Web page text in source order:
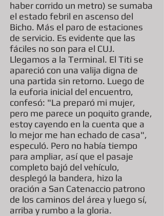
haber corrido un metro) se sumaba
el estado febril en ascenso del
Bicho. Más el paro de estaciones
de servicio. Es evidente que las
fáciles no son para el CUJ.
Llegamos a la Terminal. El Titi se
apareció con una valija digna de
una partida sin retorno. Luego de
la euforia inicial del encuentro,
confesó: "La preparó mi mujer,
pero me parece un poquito grande,
estoy cayendo en la cuenta que a
lo mejor me han echado de casa",
especuló. Pero no había tiempo
para ampliar, así que el pasaje
completo bajó del vehículo,
desplegó la bandera, hizo la
oración a San Catenaccio patrono
de los caminos del área y luego sí,
arriba y rumbo a la gloria.